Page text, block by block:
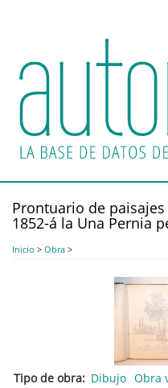
principal
Prontuario de
1852-á la Una Pernia
Inicio > Obra >
Tipo de obra Dibujo Obra